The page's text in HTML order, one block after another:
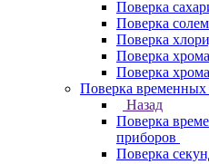
Поверка
Поверка
Поверка
Поверка
Поверка
Поверка
Назад
Поверка
приборов
Поверка